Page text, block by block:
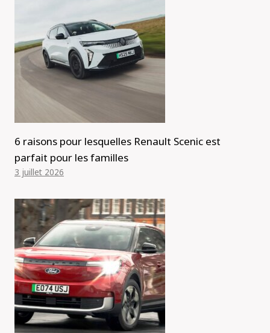
6 raisons pour lesquelles Renault Scenic est
parfait pour les familles
3 juillet 2026